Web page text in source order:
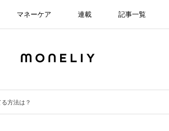
マネーケア 連載 記事一覧
方法は？